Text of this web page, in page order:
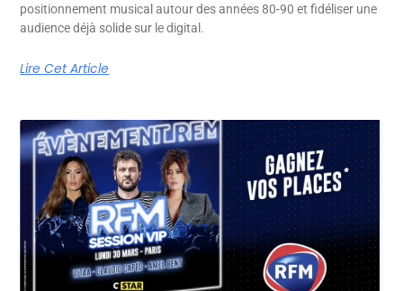
positionnement musical autour des années 80-90 et fidéliser une
audience déjà solide sur le digital.
Lire Cet Article